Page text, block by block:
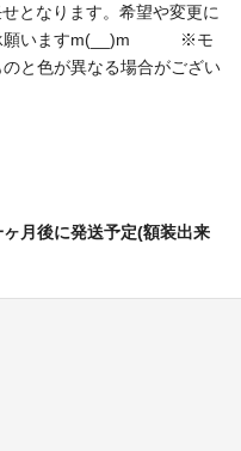
なります。希望や変更に
承願いますm(__)m ※モ
と色が異なる場合がござい
月後に発送予定(額装出来